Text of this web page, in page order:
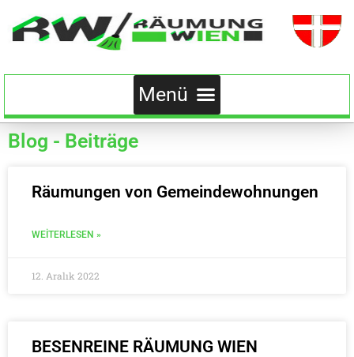
Blog - Beiträge
Räumungen von Gemeindewohnungen
WEITERLESEN »
12. Aralık 2022
BESENREINE RÄUMUNG WIEN